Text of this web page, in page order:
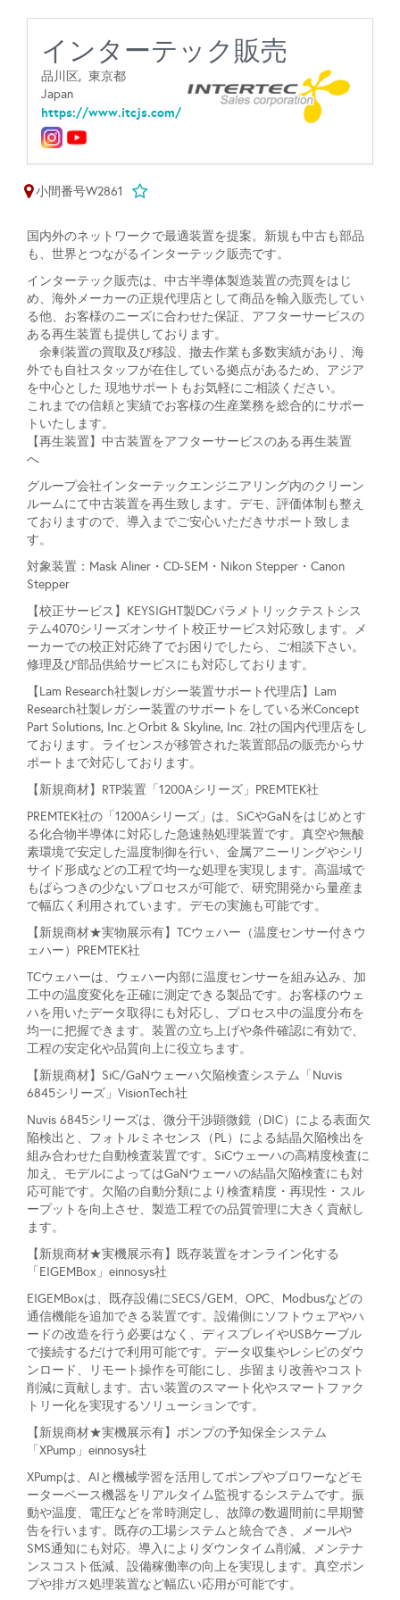
インターテック販売
品川区, 東京都
Japan
https://www.itcjs.com/
小間番号W2861
国内外のネットワークで最適装置を提案。新規も中古も部品
も、世界とつながるインターテック販売です。
インターテック販売は、中古半導体製造装置の売買をはじ
め、海外メーカーの正規代理店として商品を輸入販売してい
る他、お客様のニーズに合わせた保証、アフターサービスの
ある再生装置も提供しております。
余剰装置の買取及び移設、撤去作業も多数実績があり、海
外でも自社スタッフが在住している拠点があるため、アジア
を中心とした 現地サポートもお気軽にご相談ください。
これまでの信頼と実績でお客様の生産業務を総合的にサポー
トいたします。
【再生装置】中古装置をアフターサービスのある再生装置
へ
グループ会社インターテックエンジニアリング内のクリーン
ルームにて中古装置を再生致します。デモ、評価体制も整え
ておりますので、導入までご安心いただきサポート致しま
す。
対象装置：Mask Aliner・CD-SEM・Nikon Stepper・Canon
Stepper
【校正サービス】KEYSIGHT製DCパラメトリックテストシス
テム4070シリーズオンサイト校正サービス対応致します。メ
ーカーでの校正対応終了でお困りでしたら、ご相談下さい。
修理及び部品供給サービスにも対応しております。
【Lam Research社製レガシー装置サポート代理店】Lam
Research社製レガシー装置のサポートをしている米Concept
Part Solutions, Inc.とOrbit & Skyline, Inc. 2社の国内代理店をし
ております。ライセンスが移管された装置部品の販売からサ
ポートまで対応しております。
【新規商材】RTP装置「1200Aシリーズ」PREMTEK社
PREMTEK社の「1200Aシリーズ」は、SiCやGaNをはじめとす
る化合物半導体に対応した急速熱処理装置です。真空や無酸
素環境で安定した温度制御を行い、金属アニーリングやシリ
サイド形成などの工程で均一な処理を実現します。高温域で
もばらつきの少ないプロセスが可能で、研究開発から量産ま
で幅広く利用されています。デモの実施も可能です。
【新規商材★実物展示有】TCウェハー（温度センサー付きウ
ェハー）PREMTEK社
TCウェハーは、ウェハー内部に温度センサーを組み込み、加
工中の温度変化を正確に測定できる製品です。お客様のウェ
ハを用いたデータ取得にも対応し、プロセス中の温度分布を
均一に把握できます。装置の立ち上げや条件確認に有効で、
工程の安定化や品質向上に役立ちます。
【新規商材】SiC/GaNウェーハ欠陥検査システム「Nuvis
6845シリーズ」VisionTech社
Nuvis 6845シリーズは、微分干渉顕微鏡（DIC）による表面欠
陥検出と、フォトルミネセンス（PL）による結晶欠陥検出を
組み合わせた自動検査装置です。SiCウェーハの高精度検査に
加え、モデルによってはGaNウェーハの結晶欠陥検査にも対
応可能です。欠陥の自動分類により検査精度・再現性・スル
ープットを向上させ、製造工程での品質管理に大きく貢献し
ます。
【新規商材★実機展示有】既存装置をオンライン化する
「EIGEMBox」einnosys社
EIGEMBoxは、既存設備にSECS/GEM、OPC、Modbusなどの
通信機能を追加できる装置です。設備側にソフトウェアやハ
ードの改造を行う必要はなく、ディスプレイやUSBケーブル
で接続するだけで利用可能です。データ収集やレシピのダウ
ンロード、リモート操作を可能にし、歩留まり改善やコスト
削減に貢献します。古い装置のスマート化やスマートファク
トリー化を実現するソリューションです。
【新規商材★実機展示有】ポンプの予知保全システム
「XPump」einnosys社
XPumpは、AIと機械学習を活用してポンプやブロワーなどモ
ーターベース機器をリアルタイム監視するシステムです。振
動や温度、電圧などを常時測定し、故障の数週間前に早期警
告を行います。既存の工場システムと統合でき、メールや
SMS通知にも対応。導入によりダウンタイム削減、メンテナ
ンスコスト低減、設備稼働率の向上を実現します。真空ポン
プや排ガス処理装置など幅広い応用が可能です。